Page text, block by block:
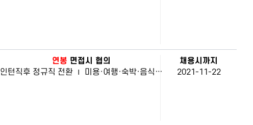
연봉 면접시 협의
인턴직후 정규직 전환 | 미용·여행·숙박·음식·경비·청소직
채용시까지
2021-11-22